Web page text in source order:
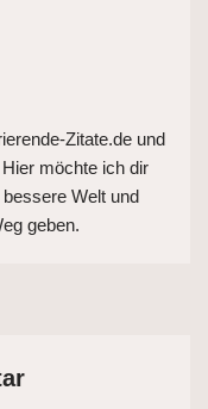
Zitate.de und
möchte ich dir
Welt und
geben.